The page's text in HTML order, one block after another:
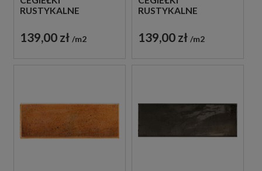
RUSTYKALNE
139,00 zł m2
RUSTYKALNE
139,00 zł m2